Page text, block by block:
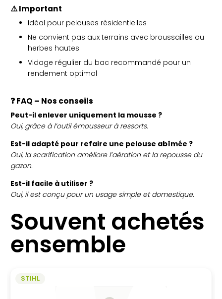
⚠️ Important
Idéal pour pelouses résidentielles
Ne convient pas aux terrains avec broussailles ou
herbes hautes
Vidage régulier du bac recommandé pour un
rendement optimal
❓ FAQ – Nos conseils
Peut-il enlever uniquement la mousse ?
Oui, grâce à l’outil émousseur à ressorts.
Est-il adapté pour refaire une pelouse abîmée ?
Oui, la scarification améliore l’aération et la repousse du
gazon.
Est-il facile à utiliser ?
Oui, il est conçu pour un usage simple et domestique.
Souvent achetés
ensemble
STIHL